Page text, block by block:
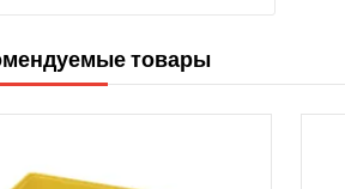
товары